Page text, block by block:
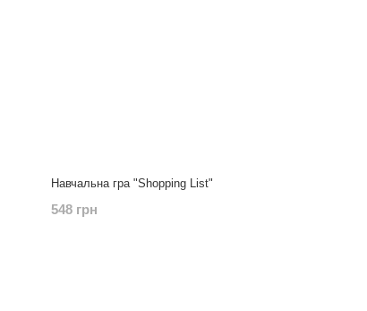
Навчальна гра "Shopping List"
548 грн